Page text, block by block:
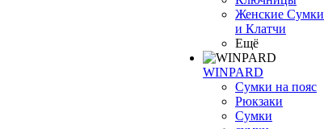
Женские Сумки
и Клатчи
Ещё
WINPARD
Сумки на пояс
Рюкзаки
Сумки